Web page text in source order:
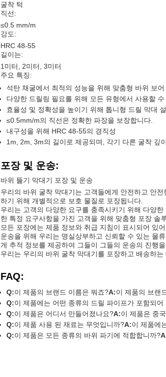
굴착 턱
직선:
≤0.5 mm/m
강도:
HRC 48-55
길이는:
1미터, 2미터, 3미터
주요 특징:
석탄 채굴에서 최적의 성능을 위해 맞춤형 바위 보어
다양한 드릴링 필요를 위해 모든 유형에서 사용할 수
효율성 및 정확성을 높이기 위해 톱니형 드릴 막대 설
≤0.5mm/m의 직선은 정확한 파장을 보장합니다.
내구성을 위해 HRC 48-55의 경직성
1m, 2m, 3m의 길이로 제공되며, 각기 다른 굴착 깊
포장 및 운송:
바위 뚫기 막대기 포장 및 운송
우리의 바위 굴착 막대기는 고객들에게 안전하고 안
하기 위해 개별적으로 보호 물질로 포장됩니다.
우리는 고객의 다양한 요구를 충족시키기 위해 다양
한 특정 요구사항을 가진 고객을 위해 맞춤형 포장 솔
모든 포장에는 제품 정보와 취급 지침이 표시되어 있
운송을 위해 우리는 명실상부하고 신뢰할 수 있는 물
게 추적 정보를 제공하여 그들이 그들의 운송의 진행
우리는 우리의 바위 굴착 막대기를 포장하고 배송하
FAQ:
Q:이 제품의 브랜드 이름은 뭐죠?A:이 제품의 브랜
Q:이 제품에는 어떤 종류의 드릴 파이프가 포함되어
Q:이 제품은 어디서 만들어졌나요?A:이 제품은 중
Q:이 제품 사용 된 재료는 무엇입니까?A:이 제품에
Q:이 제품은 모든 종류의 바위 파기에 적합합니까?